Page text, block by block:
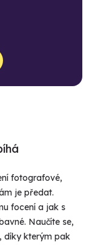
fotografové,
je předat.
focení a jak s
Naučíte se,
díky kterým pak